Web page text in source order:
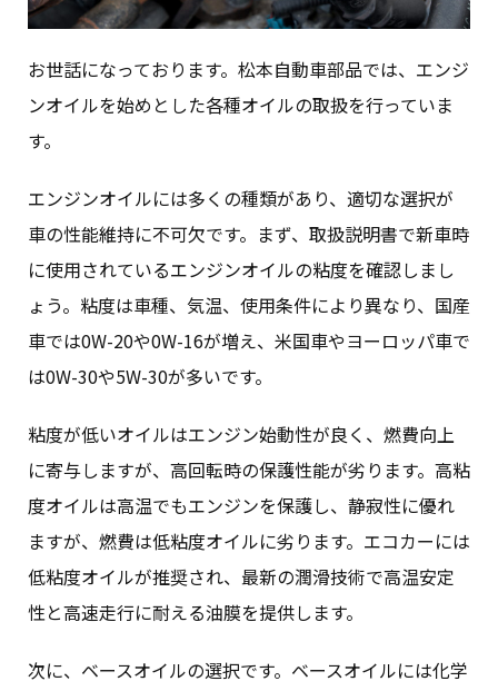
お世話になっております。松本自動車部品では、エンジ
ンオイルを始めとした各種オイルの取扱を行っていま
す。
エンジンオイルには多くの種類があり、適切な選択が
車の性能維持に不可欠です。まず、取扱説明書で新車時
に使用されているエンジンオイルの粘度を確認しまし
ょう。粘度は車種、気温、使用条件により異なり、国産
車では0W-20や0W-16が増え、米国車やヨーロッパ車で
は0W-30や5W-30が多いです。
粘度が低いオイルはエンジン始動性が良く、燃費向上
に寄与しますが、高回転時の保護性能が劣ります。高粘
度オイルは高温でもエンジンを保護し、静寂性に優れ
ますが、燃費は低粘度オイルに劣ります。エコカーには
低粘度オイルが推奨され、最新の潤滑技術で高温安定
性と高速走行に耐える油膜を提供します。
次に、ベースオイルの選択です。ベースオイルには化学